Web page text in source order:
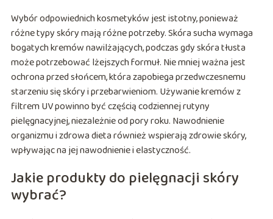
Wybór odpowiednich kosmetyków jest istotny, ponieważ
różne typy skóry mają różne potrzeby. Skóra sucha wymaga
bogatych kremów nawilżających, podczas gdy skóra tłusta
może potrzebować lżejszych formuł. Nie mniej ważna jest
ochrona przed słońcem, która zapobiega przedwczesnemu
starzeniu się skóry i przebarwieniom. Używanie kremów z
filtrem UV powinno być częścią codziennej rutyny
pielęgnacyjnej, niezależnie od pory roku. Nawodnienie
organizmu i zdrowa dieta również wspierają zdrowie skóry,
wpływając na jej nawodnienie i elastyczność.
Jakie produkty do pielęgnacji skóry
wybrać?